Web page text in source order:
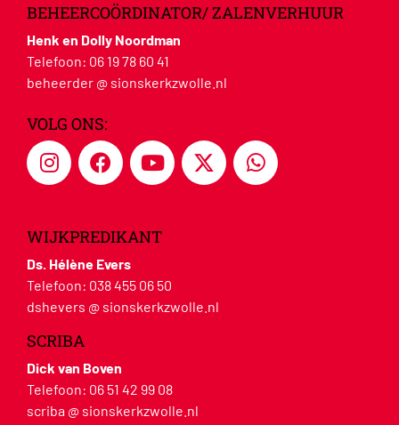
BEHEERCOÖRDINATOR/ ZALENVERHUUR
Henk en Dolly Noordman
Telefoon: 06 19 78 60 41
beheerder @ sionskerkzwolle.nl
VOLG ONS:
WIJKPREDIKANT
Ds. Hélène Evers
Telefoon: 038 455 06 50
dshevers @ sionskerkzwolle.nl
SCRIBA
Dick van Boven
Telefoon: 06 51 42 99 08
scriba @ sionskerkzwolle.nl